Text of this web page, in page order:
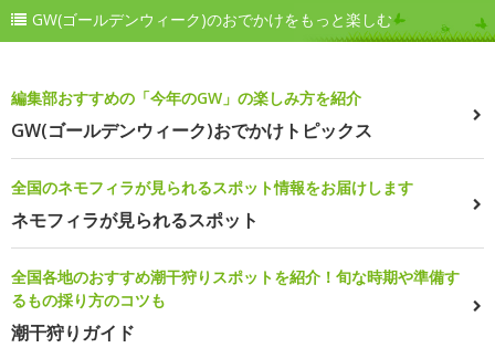
GW(ゴールデンウィーク)のおでかけをもっと楽しむ
編集部おすすめの「今年のGW」の楽しみ方を紹介
GW(ゴールデンウィーク)おでかけトピックス
全国のネモフィラが見られるスポット情報をお届けします
ネモフィラが見られるスポット
全国各地のおすすめ潮干狩りスポットを紹介！旬な時期や準備す
るもの採り方のコツも
潮干狩りガイド